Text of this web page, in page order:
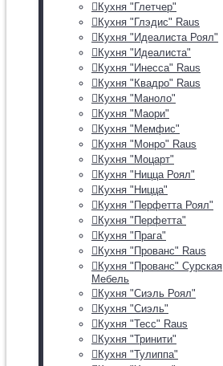
Кухня "Глетчер"
Кухня "Глэдис" Raus
Кухня "Идеалиста Роял"
Кухня "Идеалиста"
Кухня "Инесса" Raus
Кухня "Квадро" Raus
Кухня "Маноло"
Кухня "Маори"
Кухня "Мемфис"
Кухня "Монро" Raus
Кухня "Моцарт"
Кухня "Ницца Роял"
Кухня "Ницца"
Кухня "Перфетта Роял"
Кухня "Перфетта"
Кухня "Прага"
Кухня "Прованс" Raus
Кухня "Прованс" Сурская
Мебель
Кухня "Сиэль Роял"
Кухня "Сиэль"
Кухня "Тесс" Raus
Кухня "Тринити"
Кухня "Тулиппа"